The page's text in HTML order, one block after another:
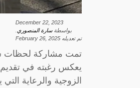
December 22, 2023
بواسطةسارة المنصوري
تم تعديله February 26, 2025
تمت مشاركة لحظات
يعكس رغبته في تقديم
الزوجية والرعاية